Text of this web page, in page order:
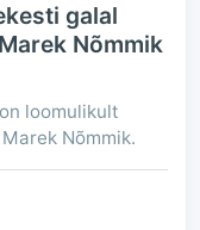
galal
Nõmmik
loomulikult
Nõmmik.